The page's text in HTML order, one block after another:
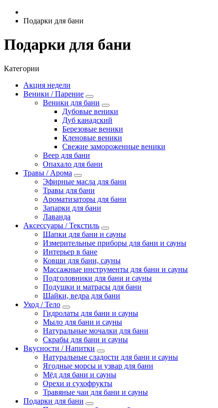
Подарки для бани
Подарки для бани
Категории
Акция недели
Веники / Парение
Веники для бани
Дубовые веники
Дуб канадский
Березовые веники
Кленовые веники
Свежие замороженные веники
Веер для бани
Опахало для бани
Травы / Арома
Эфирные масла для бани
Травы для бани
Ароматизаторы для бани
Запарки для бани
Лаванда
Аксессуары / Текстиль
Шапки для бани и сауны
Измерительные приборы для бани и сауны
Интерьер в бане
Ковши для бани, сауны
Массажные инструменты для бани и сауны
Подголовники для бани и сауны
Подушки и матрасы для бани
Шайки, ведра для бани
Уход / Тело
Гидролаты для бани и сауны
Мыло для бани и сауны
Натуральные мочалки для бани
Скрабы для бани и сауны
Вкусности / Напитки
Натуральные сладости для бани и сауны
Ягодные морсы и узвар для бани
Мёд для бани и сауны
Орехи и сухофрукты
Травяные чаи для бани и сауны
Подарки для бани